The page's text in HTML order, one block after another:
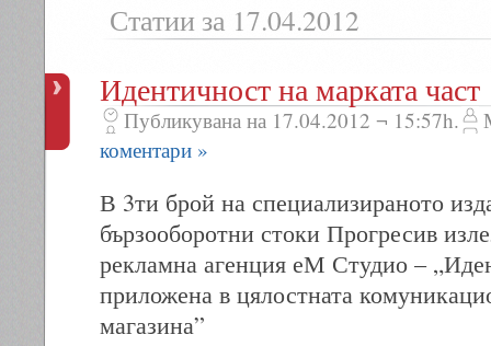
Статии за 17.04.2012
Идентичност на марката част
Публикувана на 17.04.2012 ¬ 15:57h.
коментари »
В 3ти брой на специализираното
бързооборотни стоки Прогресив
рекламна агенция еМ Студио –
приложена в цялостната
магазина”